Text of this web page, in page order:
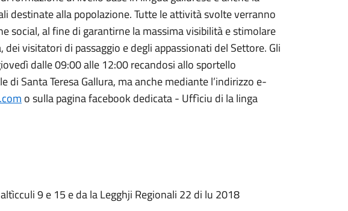
destinate alla popolazione. Tutte le attività svolte verranno
social, al fine di garantirne la massima visibilità e stimolare
visitatori di passaggio e degli appassionati del Settore. Gli
dalle 09:00 alle 12:00 recandosi allo sportello
di Santa Teresa Gallura, ma anche mediante l’indirizzo e-
o sulla pagina facebook dedicata - Uffìciu di la linga
9 e 15 e da la Legghji Regionali 22 di lu 2018